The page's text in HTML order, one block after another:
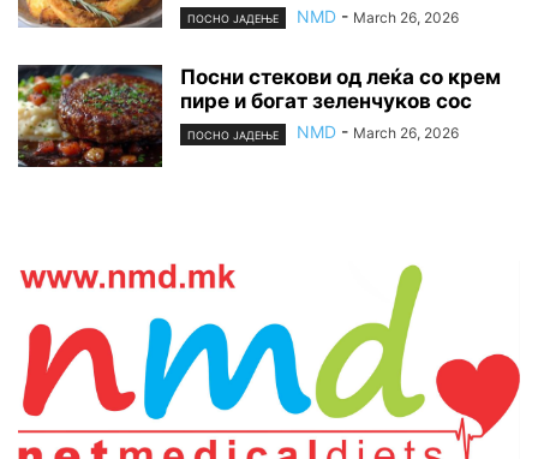
ПОСНО ЈАДЕЊЕ NMD - March 26, 2026
Посни стекови од леќа со крем
пире и богат зеленчуков сос
ПОСНО ЈАДЕЊЕ NMD - March 26, 2026